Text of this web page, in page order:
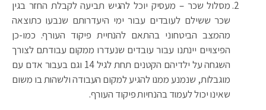
מסלול שכר – מעסיק יוכל להגיש תביעה לקבלת החזר בגין
שכר ששילם לעובדים עבור ימי היעדרותם שנבעו כתוצאה
מהמצב הביטחוני בהתאם להנחיית פיקוד העורף. כמו-כן
הפיצויים יינתנו עבור עובדים שנעדרו ממקום עבודתם לצורך
השגחה על ילדיהם הקטנים תחת לגיל 14 וגם בעבור אדם עם
מוגבלות, שנמנע ממנו להגיע למקום העבודה ולשהות בו משום
שאינו יכול לעמוד בהנחיות פיקוד העורף.